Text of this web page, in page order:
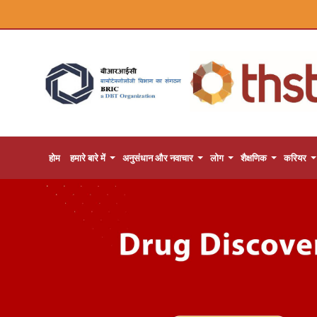
होम हमारे बारे में अनुसंधान और नवाचार लोग शैक्षणिक करियर